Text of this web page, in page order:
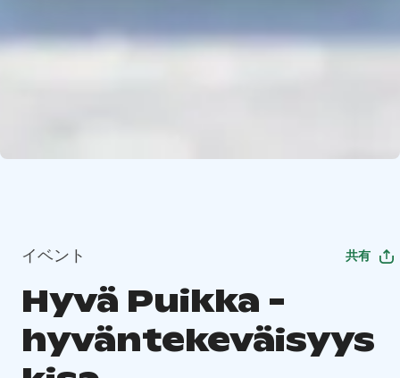
イベント 共有
Hyvä Puikka -
hyväntekeväisyys